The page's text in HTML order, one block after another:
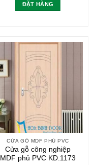
ĐẶT HÀNG
CỬA GỖ MDF PHỦ PVC
Cửa gỗ công nghiệp
MDF phủ PVC KD.1173